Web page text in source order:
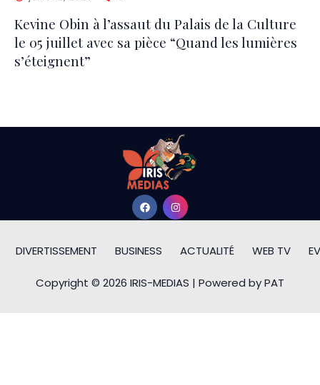
Kevine Obin à l’assaut du Palais de la Culture
le 05 juillet avec sa pièce “Quand les lumières
s’éteignent”
DIVERTISSEMENT BUSINESS ACTUALITÉ WEB TV
Copyright © 2026 IRIS-MEDIAS | Powered by PAT